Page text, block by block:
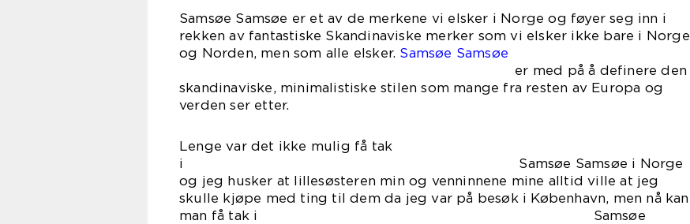
Samsøe Samsøe er et av de merkene vi elsker i Norge og føyer seg inn i
rekken av fantastiske Skandinaviske merker som vi elsker ikke bare i Norge
og Norden, men som alle elsker. Samsøe Samsøe
er med på å definere den
skandinaviske, minimalistiske stilen som mange fra resten av Europa og
verden ser etter.
Lenge var det ikke mulig få tak
i Samsøe Samsøe i Norge
og jeg husker at lillesøsteren min og venninnene mine alltid ville at jeg
skulle kjøpe med ting til dem da jeg var på besøk i København, men nå kan
man få tak i Samsøe